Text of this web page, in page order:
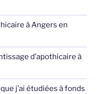
à Angers en
d’apothicaire à
j’ai étudiées à fonds